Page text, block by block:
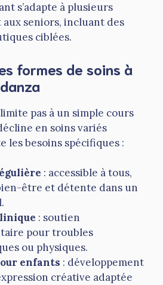
s’adapte à plusieurs
aux seniors, incluant des
ciblées.
formes de soins à
pas à un simple cours
en soins variés
les besoins spécifiques :
: accessible à tous,
être et détente dans un
: soutien
pour troubles
ou physiques.
enfants : développement
créative adaptée